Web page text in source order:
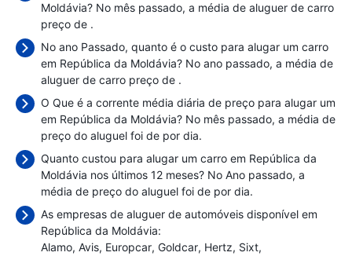
Moldávia? No mês passado, a média de aluguer de carro
preço de .
No ano Passado, quanto é o custo para alugar um carro
em República da Moldávia? No ano passado, a média de
aluguer de carro preço de .
O Que é a corrente média diária de preço para alugar um
em República da Moldávia? No mês passado, a média de
preço do aluguel foi de por dia.
Quanto custou para alugar um carro em República da
Moldávia nos últimos 12 meses? No Ano passado, a
média de preço do aluguel foi de por dia.
As empresas de aluguer de automóveis disponível em
República da Moldávia:
Alamo Avis Europcar Goldcar Hertz Sixt